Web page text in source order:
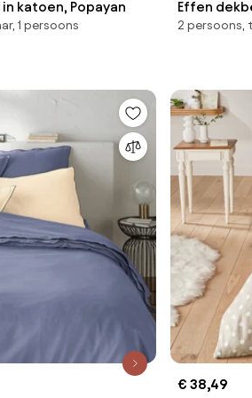
katoen, Popayan
1 persoons
Effen
2 persoons,
€ 38,49